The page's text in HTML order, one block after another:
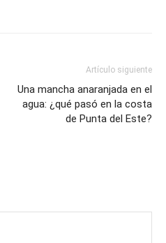
Artículo siguiente
Una mancha anaranjada en el
agua: ¿qué pasó en la costa
de Punta del Este?